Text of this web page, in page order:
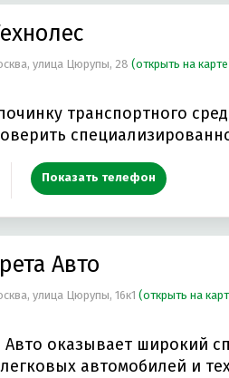
улица Цюрупы, 28 (открыть на
транспортного
Показать телефон
Авто
улица Цюрупы, 16к1 (открыть на
Авто оказывает широкий
автомобилей и